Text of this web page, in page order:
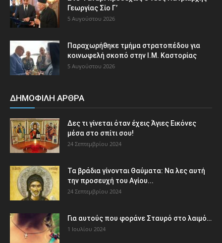
Γεωργίας Σίο Γ’
5 Αυγούστου 2026
Παραχωρήθηκε τμήμα στρατοπέδου για
κοινωφελή σκοπό στην Ι.Μ. Καστορίας
5 Αυγούστου 2026
ΔΗΜΟΦΙΛΗ ΑΡΘΡΑ
Δες τι γίνεται όταν έχεις Άγιες Εικόνες
μέσα στο σπίτι σου!
24 Σεπτεμβρίου 2024
Τα βράδια γίνονται Θαύματα: Να λες αυτή
την προσευχή του Αγίου...
24 Σεπτεμβρίου 2024
Για αυτούς που φοράνε Σταυρό στο λαιμό…
1 Ιουλίου 2024